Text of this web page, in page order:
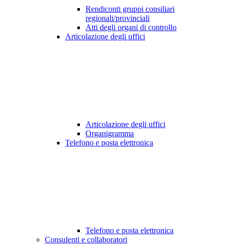
Rendiconti gruppi consiliari
regionali/provinciali
Atti degli organi di controllo
Articolazione degli uffici
Articolazione degli uffici
Organigramma
Telefono e posta elettronica
Telefono e posta elettronica
Consulenti e collaboratori